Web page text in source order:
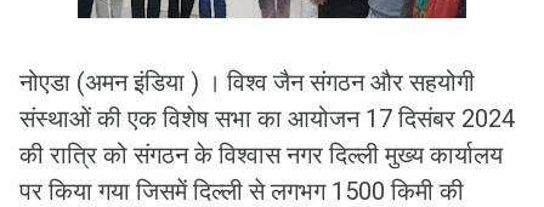
नोएडा (अमन इंडिया ) । विश्व जैन संगठन और सहयोगी
संस्थाओं की एक विशेष सभा का आयोजन 17 दिसंबर 2024
की रात्रि को संगठन के विश्वास नगर दिल्ली मुख्य कार्यालय
पर किया गया जिसमें दिल्ली से लगभग 1500 किमी की